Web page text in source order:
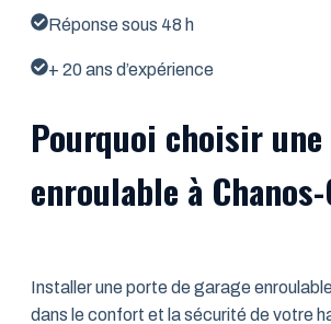
Réponse sous 48 h
+ 20 ans d’expérience
Pourquoi choisir
enroulable à
Installer une porte de garage
dans le confort et la sécurité de votre